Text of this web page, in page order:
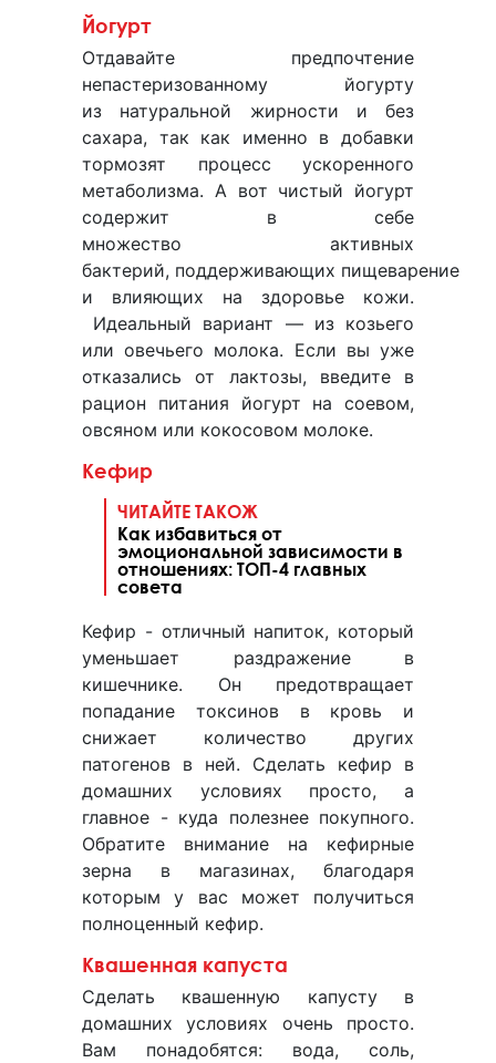
Йогурт
Отдавайте предпочтение
непастеризованному йогурту
из натуральной жирности и без
сахара, так как именно в добавки
тормозят процесс ускоренного
метаболизма. А вот чистый йогурт
содержит в себе
множество активных
бактерий, поддерживающих пищеварение
и влияющих на здоровье кожи.
Идеальный вариант — из козьего
или овечьего молока. Если вы уже
отказались от лактозы, введите в
рацион питания йогурт на соевом,
овсяном или кокосовом молоке.
Кефир
ЧИТАЙТЕ ТАКОЖ
Как избавиться от
эмоциональной зависимости в
отношениях: ТОП-4 главных
совета
Кефир - отличный напиток, который
уменьшает раздражение в
кишечнике. Он предотвращает
попадание токсинов в кровь и
снижает количество других
патогенов в ней. Сделать кефир в
домашних условиях просто, а
главное - куда полезнее покупного.
Обратите внимание на кефирные
зерна в магазинах, благодаря
которым у вас может получиться
полноценный кефир.
Квашенная капуста
Сделать квашенную капусту в
домашних условиях очень просто.
Вам понадобятся: вода, соль,